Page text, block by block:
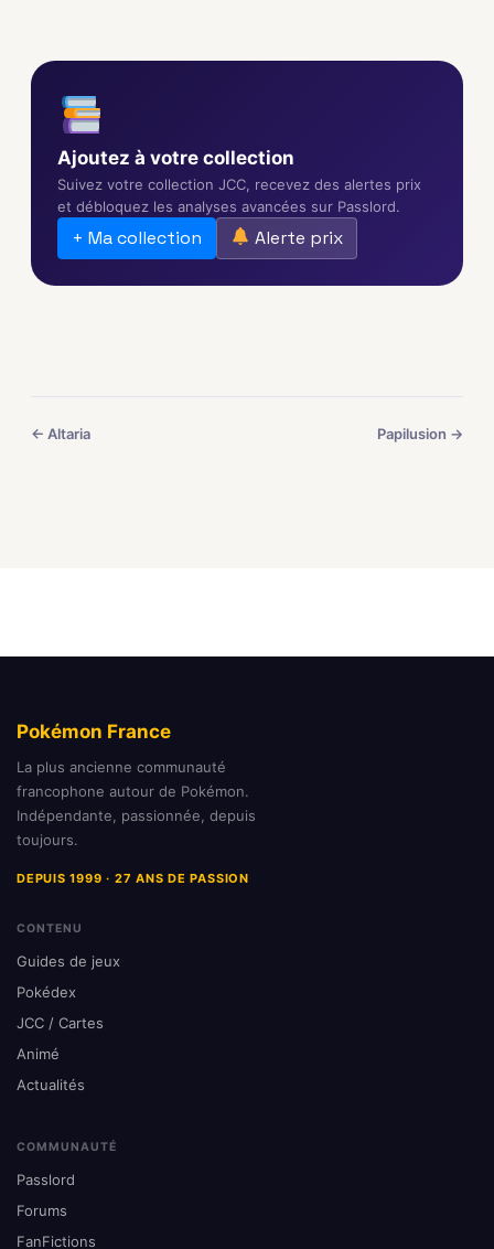
Ajoutez à votre collection
Suivez votre collection JCC, recevez des alertes prix
et débloquez les analyses avancées sur Passlord.
+ Ma collection Alerte prix
← Altaria Papilusion →
Pokémon France
La plus ancienne communauté
francophone autour de Pokémon.
Indépendante, passionnée, depuis
toujours.
DEPUIS 1999 · 27 ANS DE PASSION
CONTENU
Guides de jeux
Pokédex
JCC / Cartes
Animé
Actualités
COMMUNAUTÉ
Passlord
Forums
FanFictions